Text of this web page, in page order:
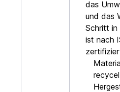
das
und das
Schritt in
ist nach